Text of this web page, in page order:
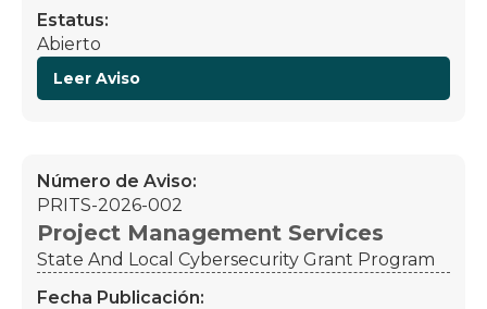
Estatus:
Abierto
Leer Aviso
Número de Aviso:
PRITS-2026-002
Project Management Services
State And Local Cybersecurity Grant Program
Fecha Publicación: